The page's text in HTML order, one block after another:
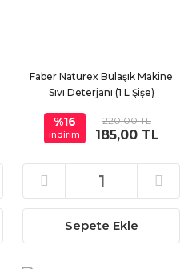
Faber Naturex Bulaşık Makine
Sıvı Deterjanı (1 L Şişe)
%16
indirim
220,00 TL
185,00 TL
Sepete Ekle